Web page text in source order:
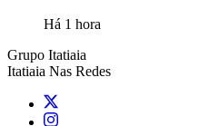
Há 1 hora
Grupo Itatiaia
Itatiaia Nas Redes